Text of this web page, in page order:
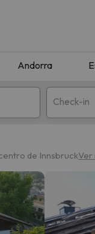
Andorra
Check-in
de InnsbruckVer